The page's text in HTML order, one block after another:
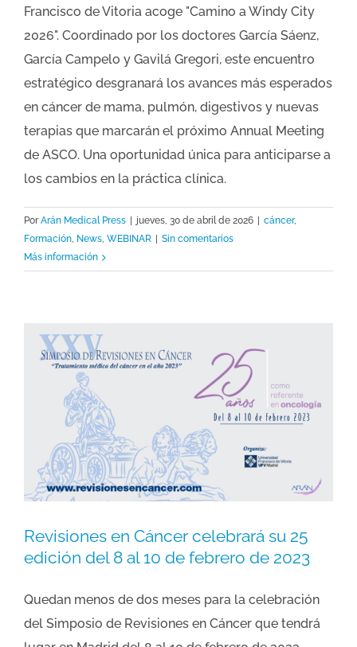
Francisco de Vitoria acoge "Camino a Windy City
2026". Coordinado por los doctores García Sáenz,
García Campelo y Gavilá Gregori, este encuentro
estratégico desgranará los avances más esperados
en cáncer de mama, pulmón, digestivos y nuevas
terapias que marcarán el próximo Annual Meeting
de ASCO. Una oportunidad única para anticiparse a
los cambios en la práctica clínica.
PorArán Medical Press | jueves, 30 de abril de 2026 | cáncer,
Formación, News, WEBINAR | Sin comentarios
Más información
Revisiones en Cáncer celebrará su 25
edición del 8 al 10 de febrero de 2023
Quedan menos de dos meses para la celebración
del Simposio de Revisiones en Cáncer que tendrá